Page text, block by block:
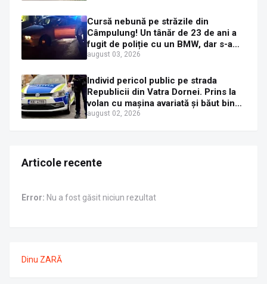
Cursă nebună pe străzile din
Câmpulung! Un tânăr de 23 de ani a
fugit de poliție cu un BMW, dar s-a
oprit într-un gard de pe strada
august 03, 2026
Individ pericol public pe strada
Republicii din Vatra Dornei. Prins la
volan cu mașina avariată și băut bine,
în plină zi
august 02, 2026
Articole recente
Error: Nu a fost găsit niciun rezultat
Dinu ZARĂ